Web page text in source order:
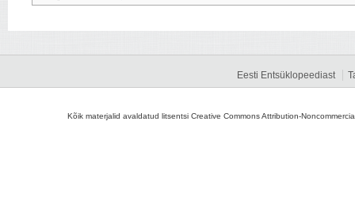
Eesti Entsüklopeediast
Kõik materjalid avaldatud litsentsi Creative Commons Attribution-